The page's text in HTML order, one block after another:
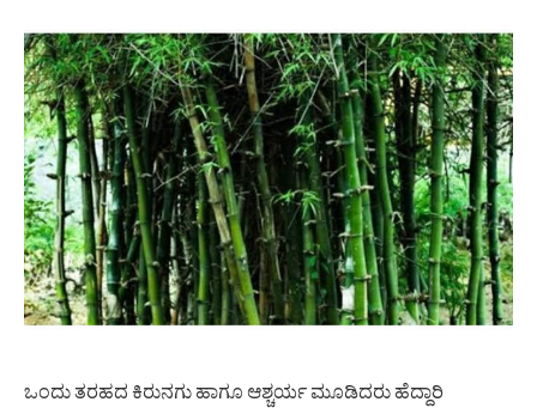
ಒಂದು ತರಹದ ಕಿರುನಗು ಹಾಗೂ ಆಶ್ಚರ್ಯ ಮೂಡಿದರು ಹೆದ್ದಾರಿ